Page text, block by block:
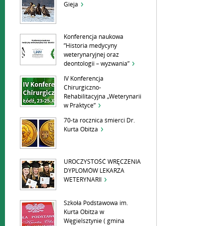
Gieja
Konferencja naukowa
”Historia medycyny
weterynaryjnej oraz
deontologii – wyzwania”
IV Konferencja
Chirurgiczno-
Rehabilitacyjna „Weterynarii
w Praktyce”
70-ta rocznica śmierci Dr.
Kurta Obitza
UROCZYSTOŚĆ WRĘCZENIA
DYPLOMÓW LEKARZA
WETERYNARII
Szkoła Podstawowa im.
Kurta Obitza w
Węgielsztynie ( gmina